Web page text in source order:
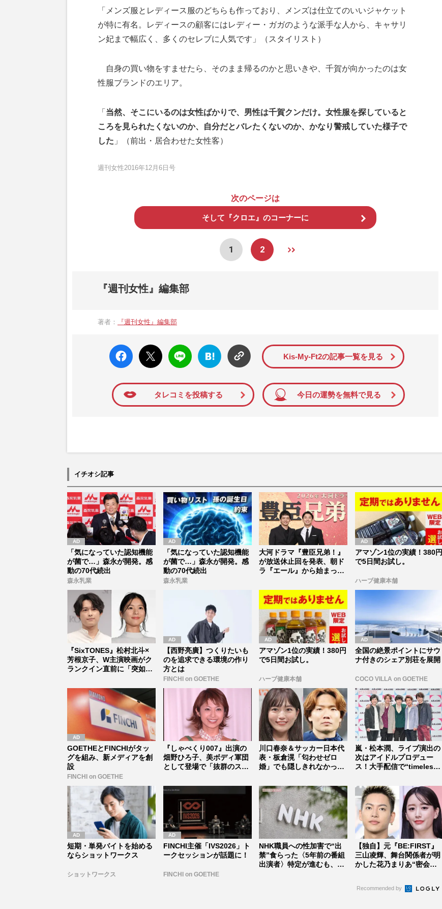
「メンズ服とレディース服のどちらも作っており、メンズは仕立てのいいジャケット
が特に有名。レディースの顧客にはレディー・ガガのような派手な人から、キャサリ
ン妃まで幅広く、多くのセレブに人気です」（スタイリスト）
自身の買い物をすませたら、そのまま帰るのかと思いきや、千賀が向かったのは女
性服ブランドのエリア。
「 当然、そこにいるのは女性ばかりで、男性は千賀クンだけ。女性服を探していると
ころを見られたくないのか、自分だとバレたくないのか、かなり警戒していた様子で
した 」（前出・居合わせた女性客）
週刊女性2016年12月6日号
次のページは
そして『クロエ』のコーナーに
1 2
『週刊女性』編集部
著者： 『週刊女性』編集部
faceboo
k いい
ね
X ポス
ト
LINE
はてな
ブック
マーク
Kis-My-Ft2の記事一覧を見る
タレコミを投稿する 今日の運勢を無料で見る
イチオシ記事
「気になっていた認知機能
が菌で…」森永が開発。感
動の70代続出
森永乳業
「気になっていた認知機能
が菌で…」森永が開発。感
動の70代続出
森永乳業
大河ドラマ『豊臣兄弟！』
が放送休止回を発表、朝ド
ラ『エール』から始まった
アマゾン1位の実績！380円
で5日間お試し。
ハーブ健康本舗
『SixTONES』松村北斗×
芳根京子、W主演映画がク
ランクイン直前に「突如中
【西野亮廣】つくりたいも
のを追求できる環境の作り
方とは
FINCHI on GOETHE
アマゾン1位の実績！380円
で5日間お試し。
ハーブ健康本舗
全国の絶景ポイントにサウ
ナ付きのシェア別荘を展開
COCO VILLA on GOETHE
GOETHEとFINCHIがタッ
グを組み、新メディアを創
設
FINCHI on GOETHE
『しゃべくり007』出演の
畑野ひろ子、美ボディ軍団
として登場で「抜群のスタ
川口春奈＆サッカー日本代
表・板倉滉「匂わせゼロ
婚」でも隠しきれなかった
嵐・松本潤、ライブ演出の
次はアイドルプロデュー
ス！大手配信で“timelesz
短期・単発バイトを始める
ならショットワークス
ショットワークス
FINCHI主催「IVS2026」ト
ークセッションが話題に！
FINCHI on GOETHE
NHK職員への性加害で“出
禁”食らった〈5年前の番組
出演者〉特定が進むも、ネ
【独自】元『BE:FIRST』
三山凌輝、舞台関係者が明
かした花乃まりあ“密会報
Recommended by